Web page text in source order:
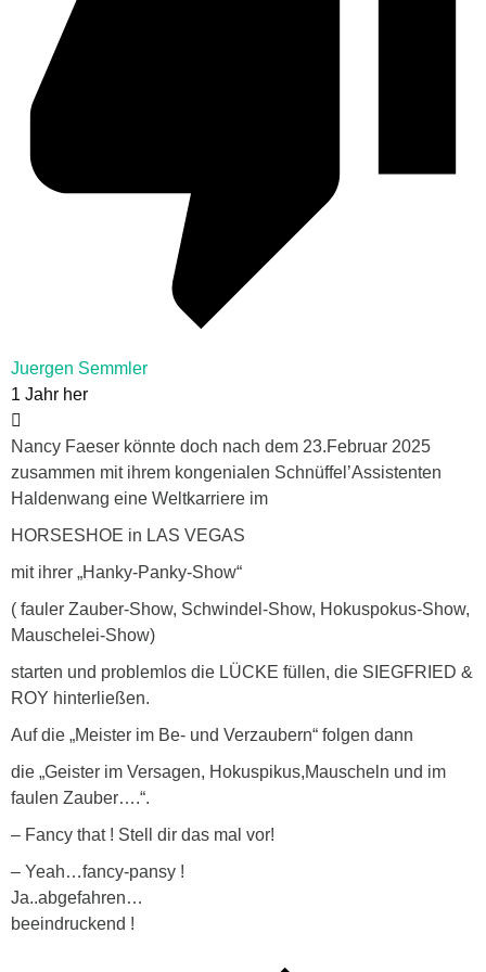
Juergen Semmler
1 Jahr her
Nancy Faeser könnte doch nach dem 23.Februar 2025
zusammen mit ihrem kongenialen Schnüffel’Assistenten
Haldenwang eine Weltkarriere im
HORSESHOE in LAS VEGAS
mit ihrer „Hanky-Panky-Show“
( fauler Zauber-Show, Schwindel-Show, Hokuspokus-Show,
Mauschelei-Show)
starten und problemlos die LÜCKE füllen, die SIEGFRIED &
ROY hinterließen.
Auf die „Meister im Be- und Verzaubern“ folgen dann
die „Geister im Versagen, Hokuspikus,Mauscheln und im
faulen Zauber….“.
– Fancy that ! Stell dir das mal vor!
– Yeah…fancy-pansy !
Ja..abgefahren…
beeindruckend !